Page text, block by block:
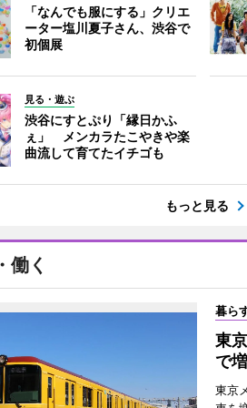
「なんでも服にする」クリエ
ーター塩川夏子さん、渋谷で
初個展
見る・遊ぶ
渋谷にすとぷり「縁日かふ
ぇ」 メンカラたこやきや楽
曲流して育てたイチゴも
もっと見る
働く
暮ら
東
で
東京